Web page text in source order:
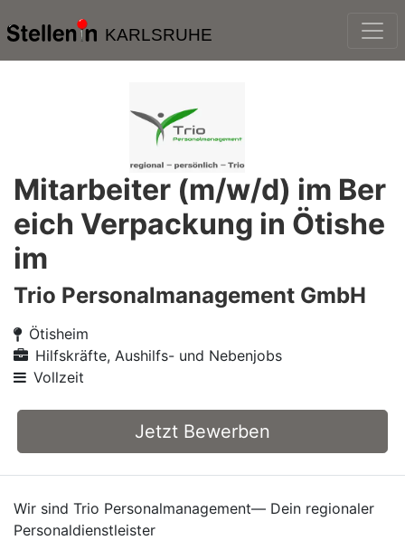
KARLSRUHE
Mitarbeiter (m/w/d) im Ber
eich Verpackung in Ötishe
im
Trio Personalmanagement GmbH
Ötisheim
Hilfskräfte, Aushilfs- und Nebenjobs
Vollzeit
Jetzt Bewerben
Wir sind Trio Personalmanagement— Dein regionaler
Personaldienstleister